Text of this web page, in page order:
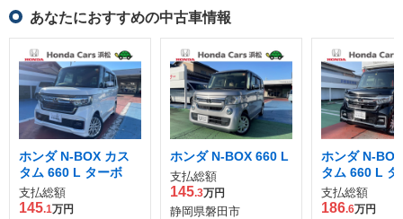
あなたにおすすめの中古車情報
ホンダ N-BOX カス
タム 660 L ターボ
支払総額
145.1万円
ホンダ N-BOX 660 L
支払総額
145.3万円
静岡県磐田市
ホンダ N-
タム 660 L タ
支払総額
186.6万円